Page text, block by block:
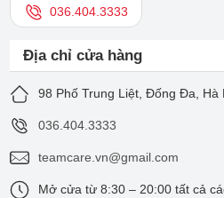
sẽ bàn giao thiết bị cho bạn và
tháng 1 đổi 1.
Ngoài việc sửa nút nguồn,
sửa màn hình Apple Watch, sửa
036.404.3333
Địa chỉ cửa hàng
98 Phố Trung Liệt, Đống Đa, Hà
036.404.3333
teamcare.vn@gmail.com
Mở cửa từ 8:30 – 20:00 tất cả